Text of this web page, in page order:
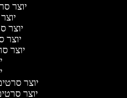
יוצר
יוצר
יוצר
יוצר
יוצר
יוצר